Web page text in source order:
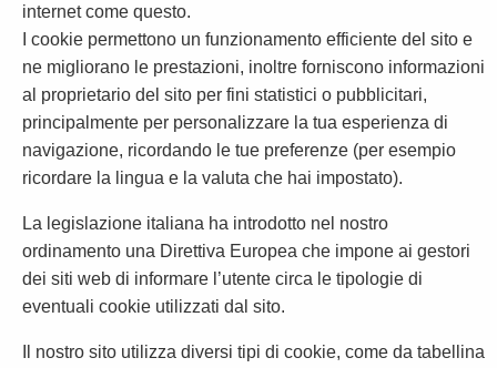
internet come questo.
I cookie permettono un funzionamento efficiente del sito e
ne migliorano le prestazioni, inoltre forniscono informazioni
al proprietario del sito per fini statistici o pubblicitari,
principalmente per personalizzare la tua esperienza di
navigazione, ricordando le tue preferenze (per esempio
ricordare la lingua e la valuta che hai impostato).
La legislazione italiana ha introdotto nel nostro
ordinamento una Direttiva Europea che impone ai gestori
dei siti web di informare l’utente circa le tipologie di
eventuali cookie utilizzati dal sito.
Il nostro sito utilizza diversi tipi di cookie, come da tabellina